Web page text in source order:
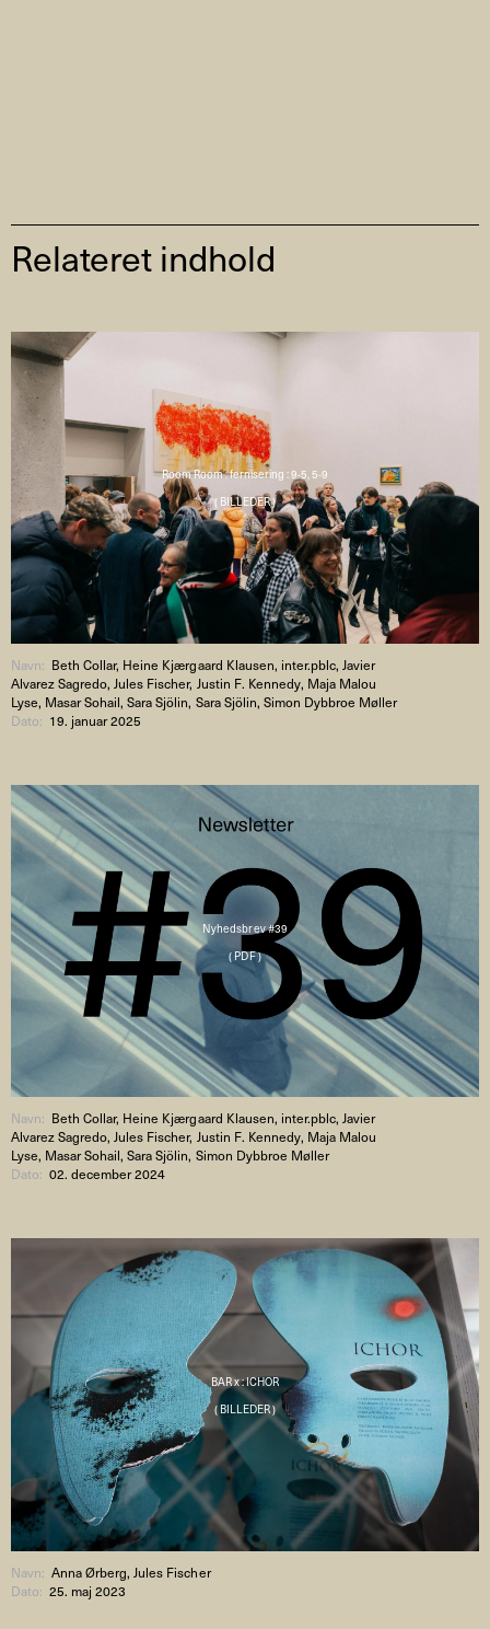
Relateret indhold
Room Room : fernisering : 9-5, 5-9
( BILLEDER )
Navn: Beth Collar, Heine Kjærgaard Klausen, inter.pblc, Javier
Alvarez Sagredo, Jules Fischer, Justin F. Kennedy, Maja Malou
Lyse, Masar Sohail, Sara Sjölin, Sara Sjölin, Simon Dybbroe Møller
Dato: 19. januar 2025
Nyhedsbrev #39
( PDF )
Navn: Beth Collar, Heine Kjærgaard Klausen, inter.pblc, Javier
Alvarez Sagredo, Jules Fischer, Justin F. Kennedy, Maja Malou
Lyse, Masar Sohail, Sara Sjölin, Simon Dybbroe Møller
Dato:02. december 2024
BAR x : ICHOR
( BILLEDER )
Navn:Anna Ørberg, Jules Fischer
Dato:25. maj 2023